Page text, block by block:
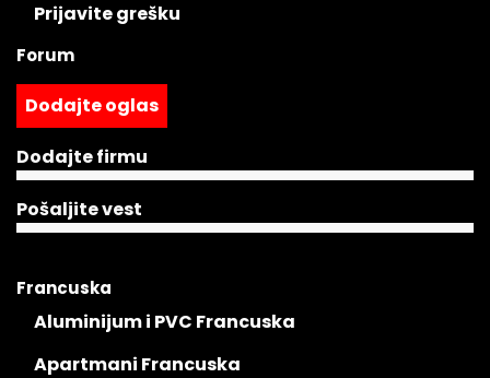
Prijavite grešku
Forum
Dodajte oglas
Dodajte firmu
Pošaljite vest
Francuska
Aluminijum i PVC Francuska
Apartmani Francuska